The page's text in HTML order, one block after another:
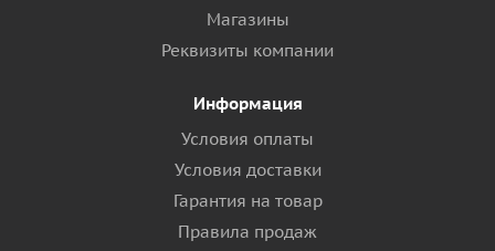
Магазины
Реквизиты компании
Информация
Условия оплаты
Условия доставки
Гарантия на товар
Правила продаж